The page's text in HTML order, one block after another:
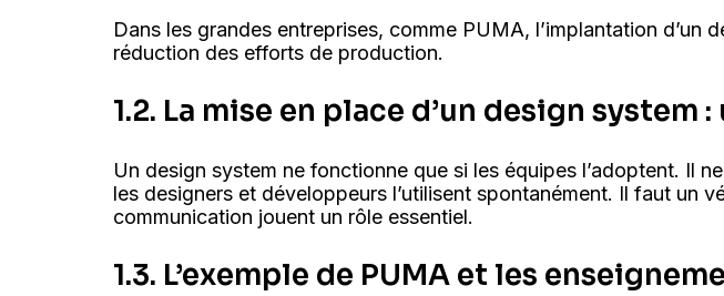
Dans les grandes entreprises, comme PUMA, l’implantation
réduction des efforts de production.
1.2. La mise en place d’un design
Un design system ne fonctionne que si les équipes l’adoptent. Il
les designers et développeurs l’utilisent spontanément. Il faut un
communication jouent un rôle essentiel.
1.3. L’exemple de PUMA et les